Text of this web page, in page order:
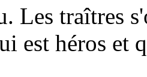
Les traîtres
est héros et